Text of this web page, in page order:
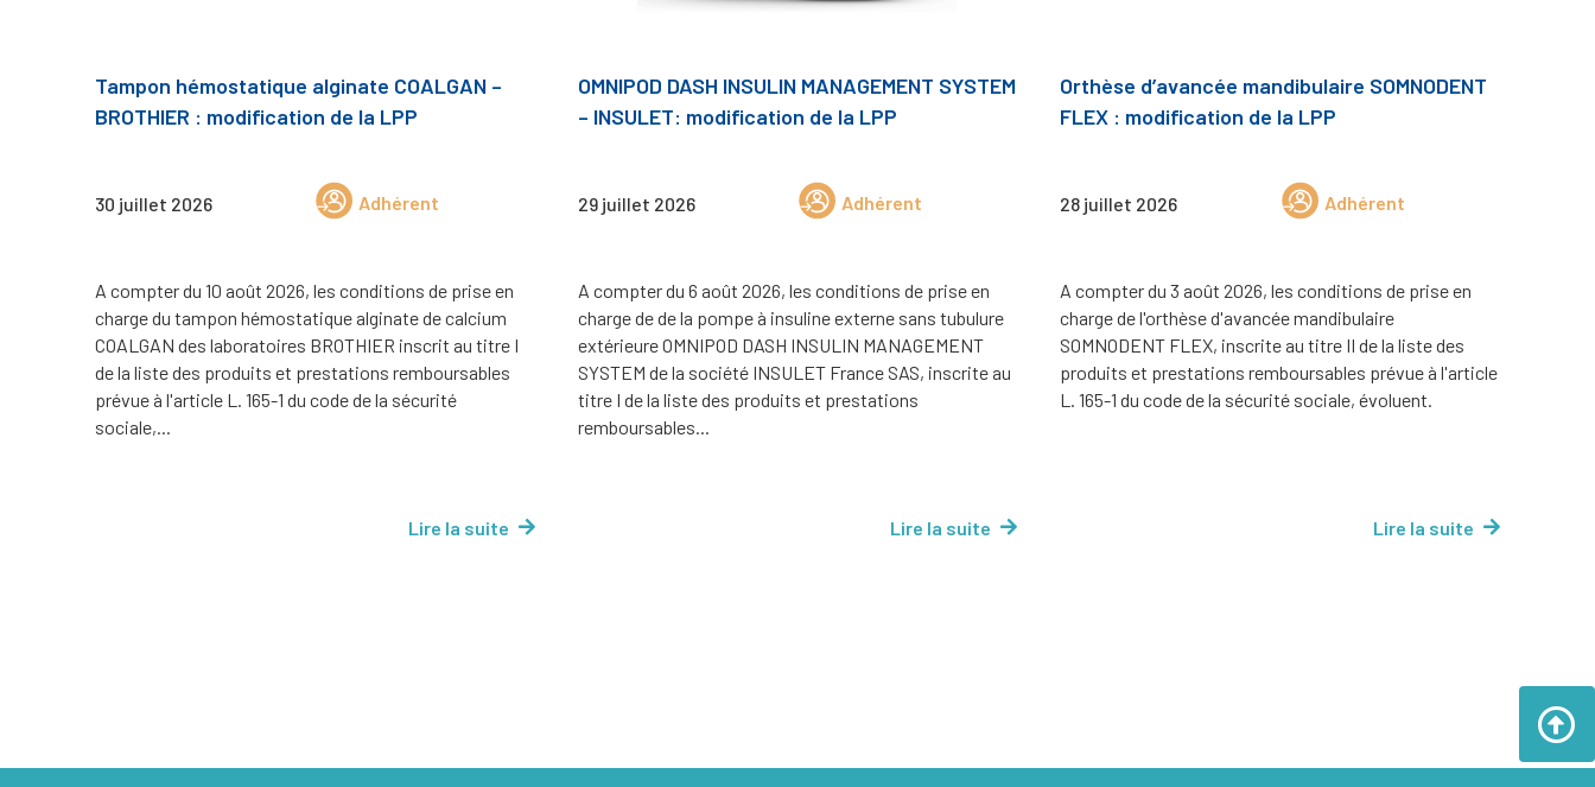
Tampon hémostatique alginate COALGAN –
BROTHIER : modification de la LPP
30 juillet 2026 Adhérent
A compter du 10 août 2026, les conditions de prise en
charge du tampon hémostatique alginate de calcium
COALGAN des laboratoires BROTHIER inscrit au titre I
de la liste des produits et prestations remboursables
prévue à l'article L. 165-1 du code de la sécurité
sociale,...
Lire la suite
OMNIPOD DASH INSULIN MANAGEMENT SYSTEM
– INSULET: modification de la LPP
29 juillet 2026 Adhérent
A compter du 6 août 2026, les conditions de prise en
charge de de la pompe à insuline externe sans tubulure
extérieure OMNIPOD DASH INSULIN MANAGEMENT
SYSTEM de la société INSULET France SAS, inscrite au
titre I de la liste des produits et prestations
remboursables...
Lire la suite
Orthèse d’avancée mandibulaire SOMNODENT
FLEX : modification de la LPP
28 juillet 2026 Adhérent
A compter du 3 août 2026, les conditions de prise en
charge de l'orthèse d'avancée mandibulaire
SOMNODENT FLEX, inscrite au titre II de la liste des
produits et prestations remboursables prévue à l'article
L. 165-1 du code de la sécurité sociale, évoluent.
Lire la suite